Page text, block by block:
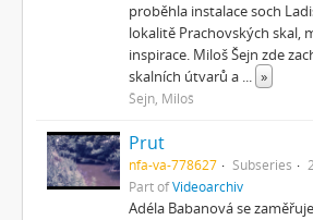
proběhla instalace soch
lokalitě Prachovských skal,
inspirace. Miloš Šejn zde
skalních útvarů a ... »
Šejn, Miloš
Prut
nfa-va-778627 Subseries
Part ofVideoarchiv
Adéla Babanová se